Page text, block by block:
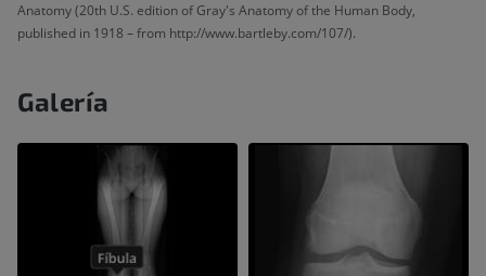
Anatomy (20th U.S. edition of Gray's Anatomy of the Human Body,
published in 1918 – from http://www.bartleby.com/107/).
Galería